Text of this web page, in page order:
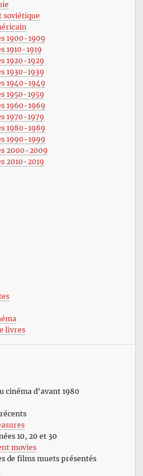
soviétique
1900-1909
1910-1919
1920-1929
1930-1939
1940-1949
1950-1959
1960-1969
1970-1979
1980-1989
1990-1999
2000-2009
2010-2019
livres
cinéma d’avant 1980
10, 20 et 30
movies
de films muets présentés